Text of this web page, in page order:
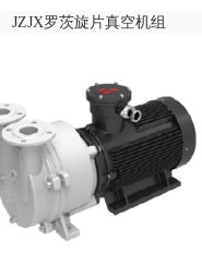
JZJX罗茨旋片真空机组